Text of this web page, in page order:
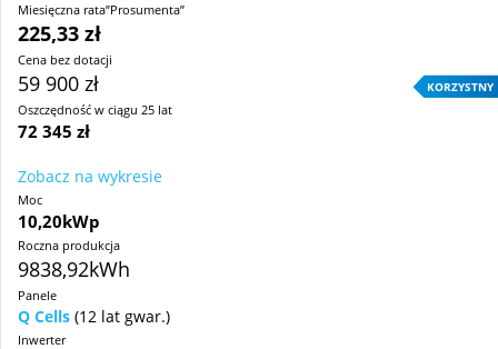
Miesięczna rata”Prosumenta”
225,33 zł
Cena bez dotacji
59 900 zł KORZYSTNY
Oszczędność w ciągu 25 lat
72 345 zł
Zobacz na wykresie
Moc
10,20kWp
Roczna produkcja
9838,92kWh
Panele
Q Cells (12 lat gwar.)
Inwerter